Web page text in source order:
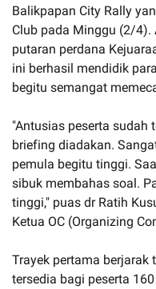
Balikpapan City Rally
Club pada Minggu (2/4).
putaran perdana
ini berhasil mendidik
begitu semangat
"Antusias peserta sudah
briefing diadakan.
pemula begitu tinggi.
sibuk membahas soal.
tinggi," puas dr Ratih
Ketua OC (Organizing
Trayek pertama berjarak
tersedia bagi peserta